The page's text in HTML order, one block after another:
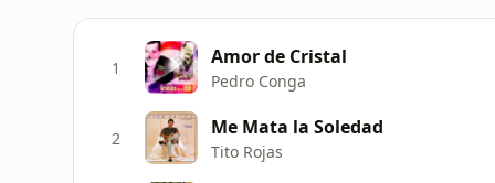
1 Amor de Cristal
Pedro Conga
2 Me Mata la Soledad
Tito Rojas